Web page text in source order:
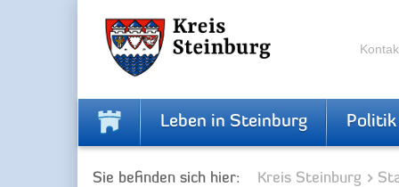
Leben in Steinburg Politik
Sie befinden sich hier: Kreis Steinburg